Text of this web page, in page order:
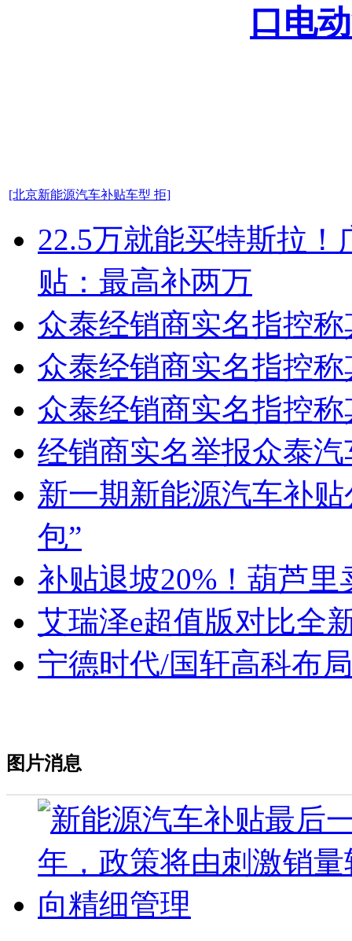
口电
[北京新能源汽车补贴车型 拒]
22.5万就能买特斯拉
贴：最高补两万
众泰经销商实名指控称
众泰经销商实名指控称
众泰经销商实名指控称
经销商实名举报众泰汽
新一期新能源汽车补
包”
补贴退坡20%！葫芦
艾瑞泽e超值版对比全
宁德时代/国轩高科布
图片消息